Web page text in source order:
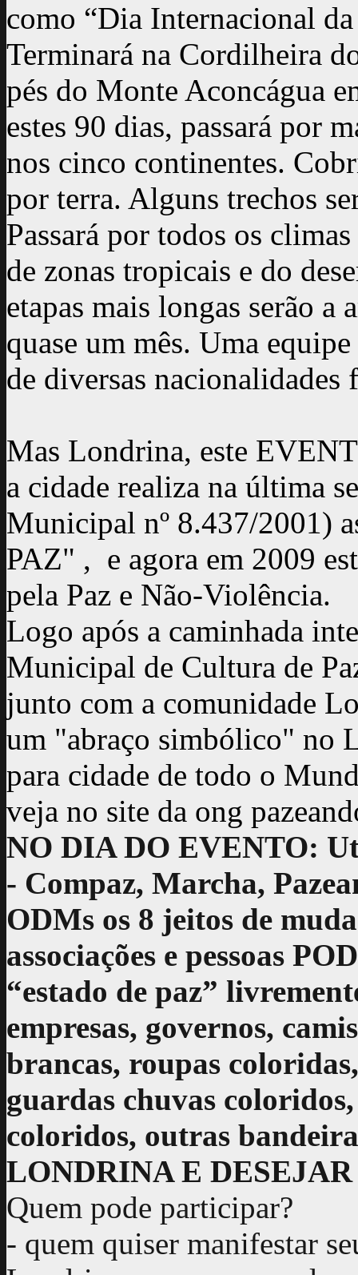
como “Dia Internacional
Terminará na Cordilheira
pés do Monte Aconcágua
estes 90 dias, passará por
nos cinco continentes.
por terra. Alguns trechos
Passará por todos os
de zonas tropicais e do
etapas mais longas serão a
quase um mês. Uma
de diversas
Mas Londrina, este
a cidade realiza na última
Municipal nº 8.437/2001)
PAZ" , e agora em 2009
pela Paz e Não-Violência.
Logo após a caminhada
Municipal de Cultura de
junto com a comunidade
um "abraço simbólico" no
para cidade de todo o
veja no site da ong
NO DIA DO EVENTO:
- Compaz, Marcha,
ODMs os 8 jeitos de
associações e pessoas
“estado de paz”
empresas, governos,
brancas, roupas
guardas chuvas
coloridos, outras
LONDRINA E
Quem pode participar?
- quem quiser manifestar